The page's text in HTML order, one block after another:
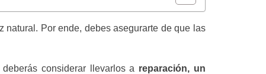
Por ende, debes asegurarte de que las
considerar llevarlos a reparación, un